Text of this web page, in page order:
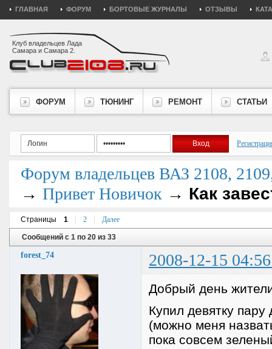
ГЛАВНАЯ ФОРУМ БОРТОВЫЕ ЖУРНАЛЫ ОТЗЫВЫ
Клуб владельцев Лада
Самара и Самара 2.
ФОРУМ ТЮНИНГ РЕМОНТ СТАТЬИ
Форум владельцев ВАЗ 2108,
→ Привет Новичок → Как
Страницы 1 2 Далее
Сообщений с 1 по 20 из 33
forest_74 2008-12-15
Добрый день
Купил девятку
(можно меня
пока совсем